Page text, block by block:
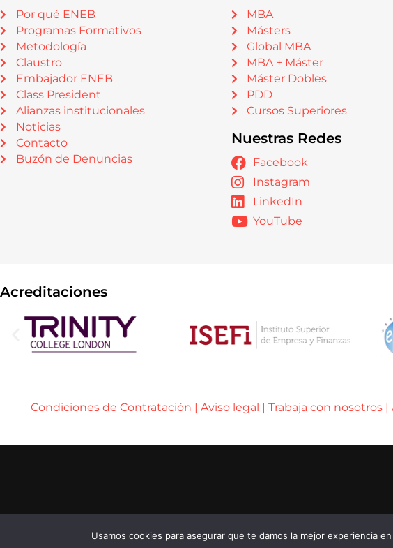
Por qué ENEB
Programas Formativos
Metodología
Claustro
Embajador ENEB
Class President
Alianzas institucionales
Noticias
Contacto
Buzón de Denuncias
MBA
Másters
Global MBA
MBA + Máster
Máster Dobles
PDD
Cursos Superiores
Nuestras Redes
Facebook
Instagram
LinkedIn
YouTube
Acreditaciones
Condiciones de Contratación | Aviso legal | Trabaja con nosotros |
Usamos cookies para asegurar que te damos la mejor experiencia